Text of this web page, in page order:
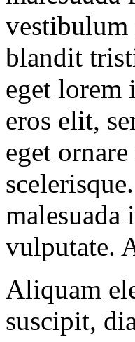
vestibulum
blandit
eget lorem
eros elit,
eget
malesuada
vulputate.
Aliquam
suscipit,